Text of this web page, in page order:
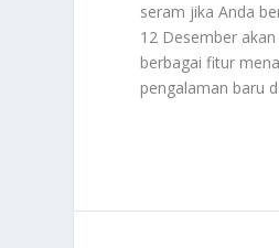
seram jika Anda
12 Desember
berbagai fitur
pengalaman baru